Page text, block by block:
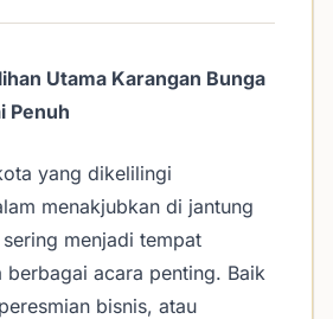
Utama Karangan Bunga
Penuh
yang dikelilingi
menakjubkan di jantung
menjadi tempat
berbagai acara penting. Baik
bisnis, atau